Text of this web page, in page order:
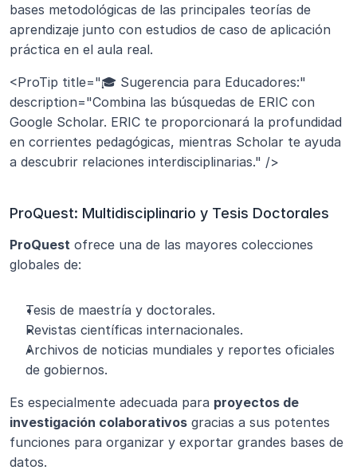
bases metodológicas de las principales teorías de
aprendizaje junto con estudios de caso de aplicación
práctica en el aula real.
<ProTip title="🎓 Sugerencia para Educadores:"
description="Combina las búsquedas de ERIC con
Google Scholar. ERIC te proporcionará la profundidad
en corrientes pedagógicas, mientras Scholar te ayuda
a descubrir relaciones interdisciplinarias." />
ProQuest: Multidisciplinario y Tesis Doctorales
ProQuest ofrece una de las mayores colecciones
globales de:
Tesis de maestría y doctorales.
Revistas científicas internacionales.
Archivos de noticias mundiales y reportes oficiales
de gobiernos.
Es especialmente adecuada para proyectos de
investigación colaborativos gracias a sus potentes
funciones para organizar y exportar grandes bases de
datos.